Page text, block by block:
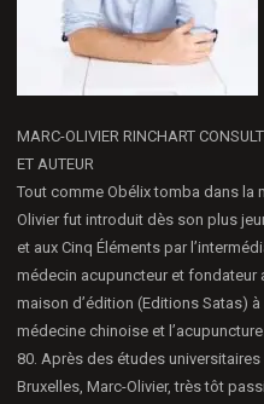
MARC-OLIVIER RINCHART
ET AUTEUR
Tout comme Obélix tomba dans la
Olivier fut introduit dès son plus
et aux Cinq Éléments par
médecin acupuncteur et fondateur
maison d’édition (Editions Satas)
médecine chinoise et
80. Après des études
Bruxelles, Marc-Olivier, très tôt